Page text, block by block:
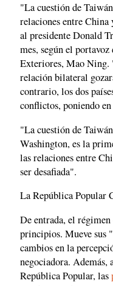
"La cuestión de
relaciones entre
al presidente Donald
mes, según el
Exteriores, Mao Ning.
relación bilateral
contrario, los dos
conflictos, poniendo
"La cuestión de
Washington, es la
las relaciones entre
ser desafiada".
La República Popular
De entrada, el
principios. Mueve sus
cambios en la
negociadora.
República Popular, las